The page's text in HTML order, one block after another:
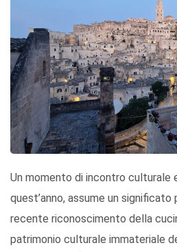
Un momento di incontro culturale
quest’anno, assume un
recente riconoscimento della
patrimonio culturale immateriale